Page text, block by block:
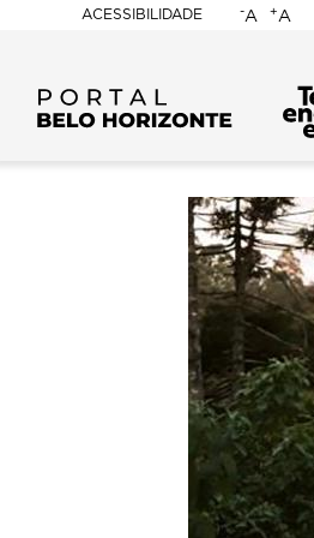
ACESSIBILIDADE
BELO
-A +A